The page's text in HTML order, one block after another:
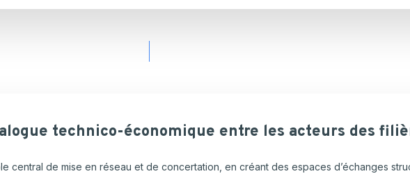
technico-économique entre les acteurs des
central de mise en réseau et de concertation, en créant des espaces d’échanges